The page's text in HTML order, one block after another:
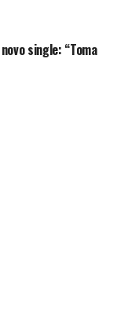
single: “Toma